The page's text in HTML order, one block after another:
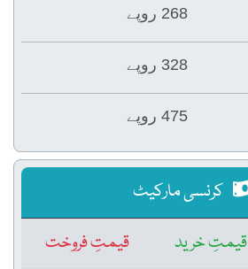
268 روپے
328 روپے
475 روپے
کرنسی مارکیٹ
قیمتِ خرید
قیمتِ فروخت